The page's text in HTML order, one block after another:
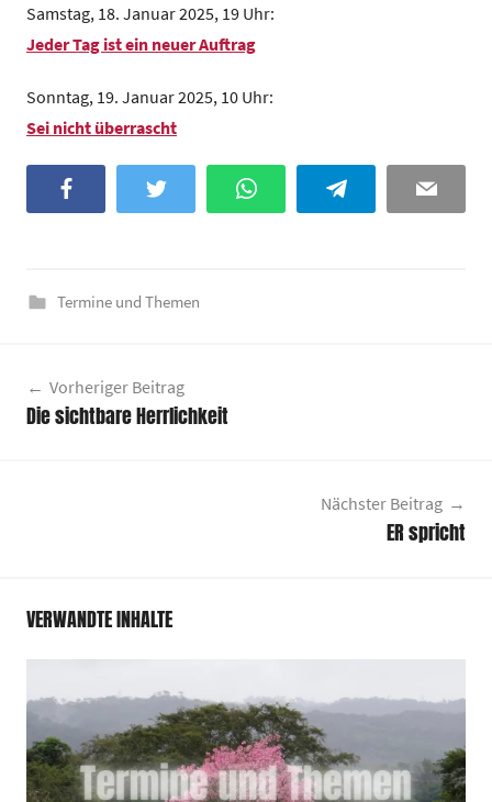
e
n
m
Samstag, 18. Januar 2025, 19 Uhr:
Jeder Tag ist ein neuer Auftrag
Sonntag, 19. Januar 2025, 10 Uhr:
Sei nicht überrascht
Twitter WhatsApp Telegram Email
Termine und Themen
Vorheriger Beitrag
Die sichtbare Herrlichkeit
Nächster Beitrag
ER spricht
VERWANDTE INHALTE